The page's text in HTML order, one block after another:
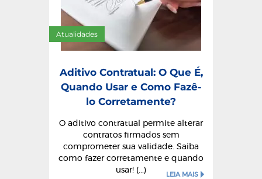
Atualidades
Aditivo Contratual: O Que É,
Quando Usar e Como Fazê-
lo Corretamente?
O aditivo contratual permite alterar
contratos firmados sem
comprometer sua validade. Saiba
como fazer corretamente e quando
usar! (...)
LEIA MAIS